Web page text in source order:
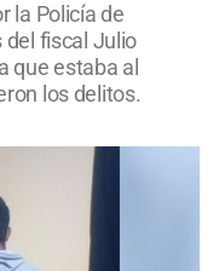
la Policía de
del fiscal Julio
que estaba al
los delitos.